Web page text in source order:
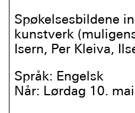
Spøkelsesbildene
kunstverk
Isern, Per Kleiva,
Språk: Engelsk
Når: Lørdag 10.